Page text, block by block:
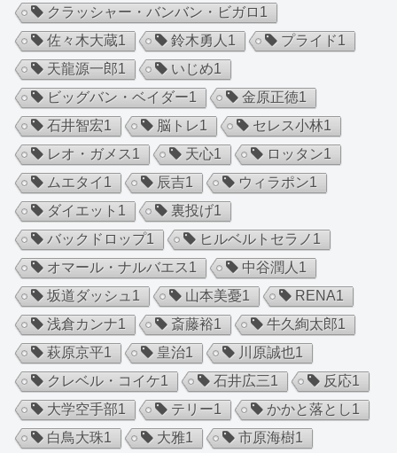
クラッシャー・バンバン・ビガロ 1
佐々木大蔵1 鈴木勇人 1 プライド1
天龍源一郎1 いじめ1
ビッグバン・ベイダー1 金原正徳1
石井智宏1 脳トレ1 セレス小林1
レオ・ガメス1 天心1 ロッタン1
ムエタイ 1 辰吉1 ウィラポン1
ダイエット 1 裏投げ1
バックドロップ1 ヒルベルトセラノ 1
オマール・ナルバエス1 中谷潤人 1
坂道ダッシュ 1 山本美憂1 RENA1
浅倉カンナ1 斎藤裕1 牛久絢太郎1
萩原京平1 皇治1 川原誠也1
クレベル・コイケ1 石井広三1 反応1
大学空手部1 テリー1 かかと落とし1
白鳥大珠1 大雅1 市原海樹1